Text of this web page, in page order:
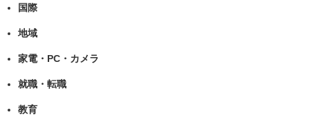
国際
地域
家電・PC・カメラ
就職・転職
教育